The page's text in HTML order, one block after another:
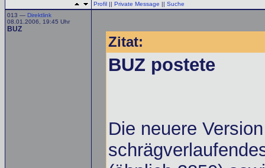
Profil || Private Message || Suche
013 — Direktlink
08.01.2006, 19:45 Uhr
BUZ
Zitat:
BUZ postete
Die neuere